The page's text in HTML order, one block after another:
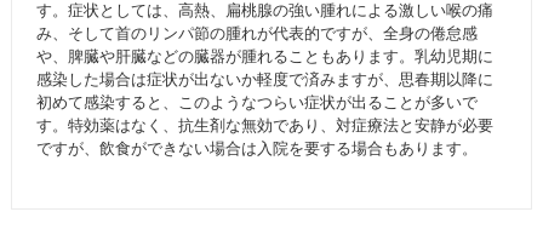
す。症状としては、高熱、扁桃腺の強い腫れによる激しい喉の痛
み、そして首のリンパ節の腫れが代表的ですが、全身の倦怠感
や、脾臓や肝臓などの臓器が腫れることもあります。乳幼児期に
感染した場合は症状が出ないか軽度で済みますが、思春期以降に
初めて感染すると、このようなつらい症状が出ることが多いで
す。特効薬はなく、抗生剤な無効であり、対症療法と安静が必要
ですが、飲食ができない場合は入院を要する場合もあります。